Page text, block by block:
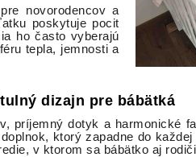
novorodencov a
poskytuje pocit
ho často vyberajú
tepla, jemnosti a
dizajn pre bábätká
príjemný dotyk a harmonické
ktorý zapadne do
v ktorom sa bábätko aj